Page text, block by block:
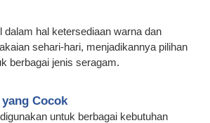
dalam hal ketersediaan warna dan
sehari-hari, menjadikannya pilihan
berbagai jenis seragam.
Cocok
untuk berbagai kebutuhan